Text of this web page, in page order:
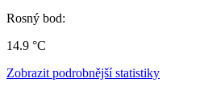
Rosný bod:
14.9 °C
Zobrazit podrobnější statistiky